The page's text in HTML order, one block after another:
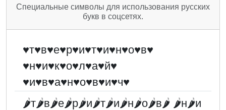
Специальные символы для использования русских
букв в соцсетях.
♥т♥в♥е♥р♥и♥т♥и♥н♥о♥в♥
♥н♥и♥к♥о♥л♥а♥й♥
♥и♥в♥а♥н♥о♥в♥и♥ч♥
🌶т🌶в🌶е🌶р🌶и🌶т🌶и🌶н🌶о🌶в🌶 🌶н🌶и